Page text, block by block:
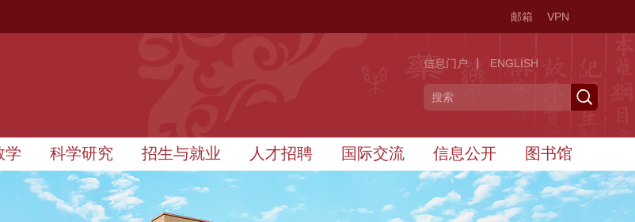
邮箱 VPN
信息门户 ENGLISH
学 科学研究 招生与就业 人才招聘 国际交流 信息公开 图书馆